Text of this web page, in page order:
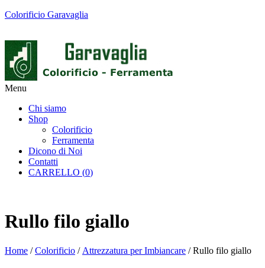
Colorificio Garavaglia
Menu
Chi siamo
Shop
Colorificio
Ferramenta
Dicono di Noi
Contatti
CARRELLO (0)
Rullo filo giallo
Home /Colorificio / Attrezzatura per Imbiancare / Rullo filo giallo